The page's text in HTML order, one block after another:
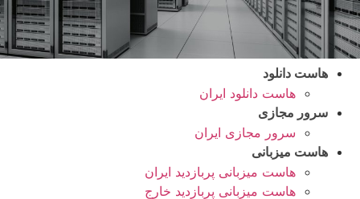
هاست دانلود
هاست دانلود ایران
سرور مجازی
سرور مجازی ایران
هاست میزبانی
هاست میزبانی پربازدید ایران
هاست میزبانی پربازدید خارج